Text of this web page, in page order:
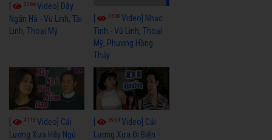
3766Video] Dãy
Ngân Hà - Vũ Linh, Tài
Linh, Thoại Mỹ
3438Video] Nhạc
Tình - Vũ Linh, Thoại
Mỹ, Phương Hồng
Thủy
4113 Video] Cải
Lương Xưa Hãy Ngủ
3964Video] Cải
Lương Xưa Đi Biển -